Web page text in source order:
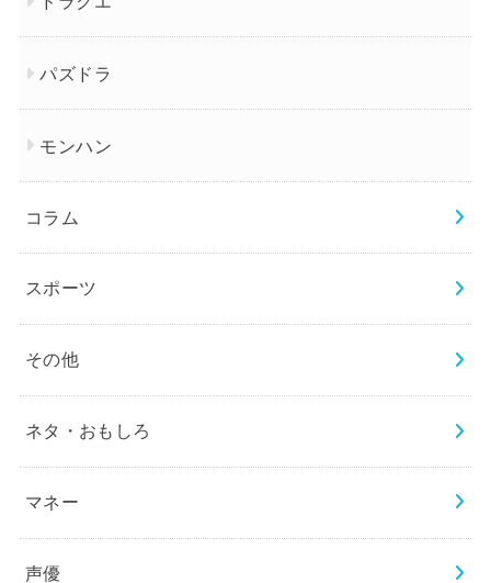
パズドラ
モンハン
コラム
スポーツ
その他
ネタ・おもしろ
マネー
声優